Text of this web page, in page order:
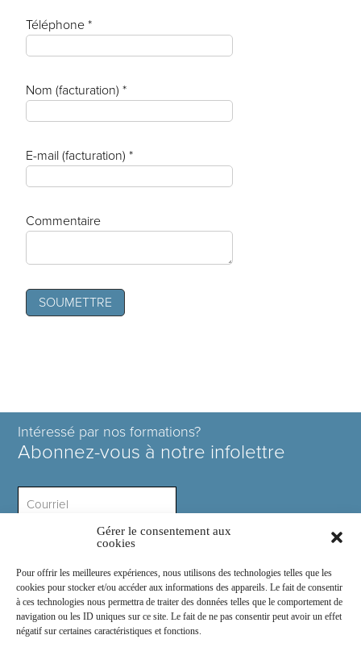
Gérer le consentement aux
cookies
Pour offrir les meilleures expériences, nous utilisons des technologies telles que les
cookies pour stocker et/ou accéder aux informations des appareils. Le fait de consentir
à ces technologies nous permettra de traiter des données telles que le comportement de
navigation ou les ID uniques sur ce site. Le fait de ne pas consentir peut avoir un effet
négatif sur certaines caractéristiques et fonctions.
Téléphone *
Nom (facturation) *
E-mail (facturation) *
Commentaire
Intéressé par nos formations?
Abonnez-vous à notre infolettre